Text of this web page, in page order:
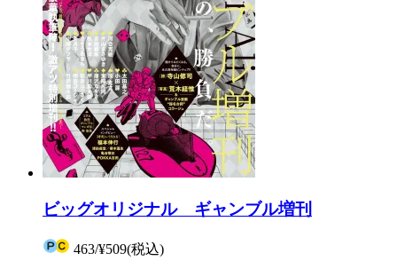
ビッグオリジナル ギャンブル増刊
463/¥509(税込)